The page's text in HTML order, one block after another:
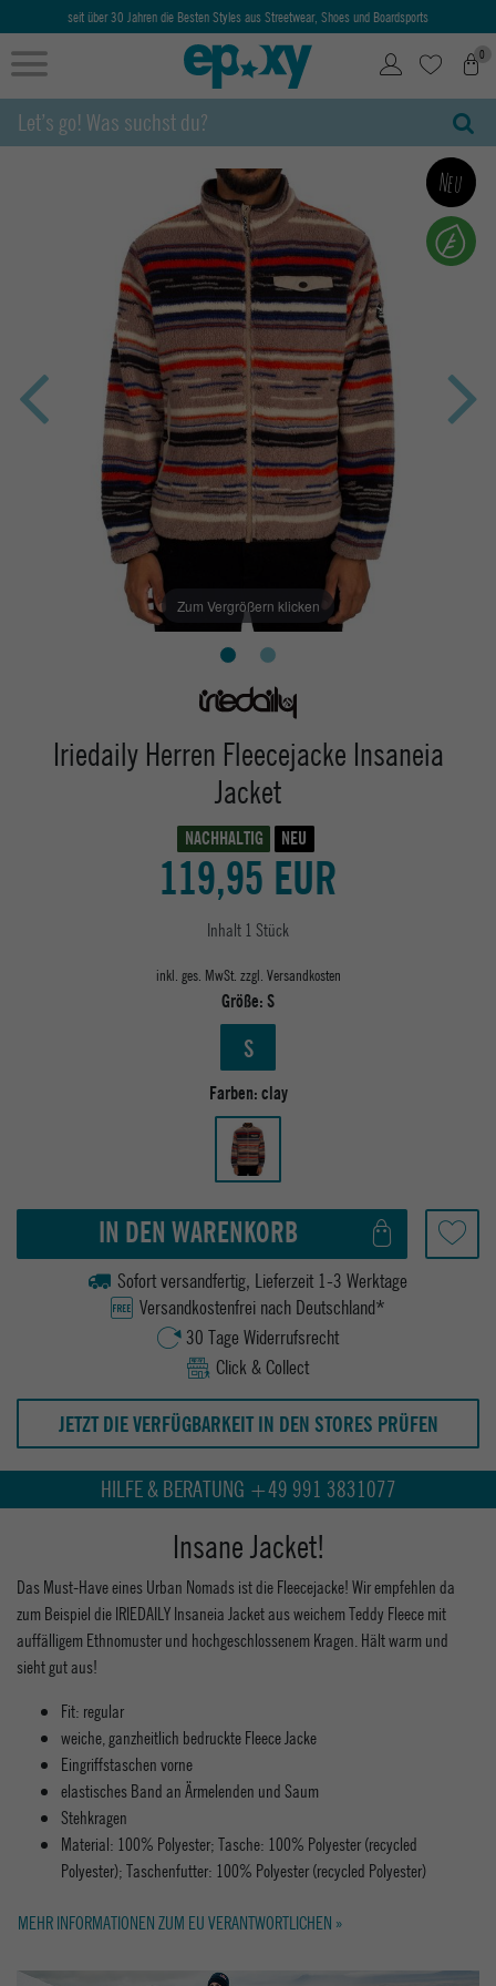
seit über 30 Jahren die Besten Styles aus Streetwear, Shoes und Boardsports
0
Zum Vergrößern klicken
Neu
Iriedaily Herren Fleecejacke Insaneia
Jacket
NACHHALTIG NEU
119,95 EUR
Inhalt 1 Stück
inkl. ges. MwSt. zzgl. Versandkosten
Größe:S
S
Farben:clay
IN DEN WARENKORB
Sofort versandfertig, Lieferzeit 1-3 Werktage
Versandkostenfrei nach Deutschland*
30 Tage Widerrufsrecht
Click & Collect
JETZT DIE VERFÜGBARKEIT IN DEN STORES PRÜFEN
HILFE & BERATUNG +49 991 3831077
Insane Jacket!
Das Must-Have eines Urban Nomads ist die Fleecejacke! Wir empfehlen da
zum Beispiel die IRIEDAILY Insaneia Jacket aus weichem Teddy Fleece mit
auffälligem Ethnomuster und hochgeschlossenem Kragen. Hält warm und
sieht gut aus!
Fit: regular
weiche, ganzheitlich bedruckte Fleece Jacke
Eingriffstaschen vorne
elastisches Band an Ärmelenden und Saum
Stehkragen
Material: 100% Polyester; Tasche: 100% Polyester (recycled
Polyester); Taschenfutter: 100% Polyester (recycled Polyester)
MEHR INFORMATIONEN ZUM EU VERANTWORTLICHEN »